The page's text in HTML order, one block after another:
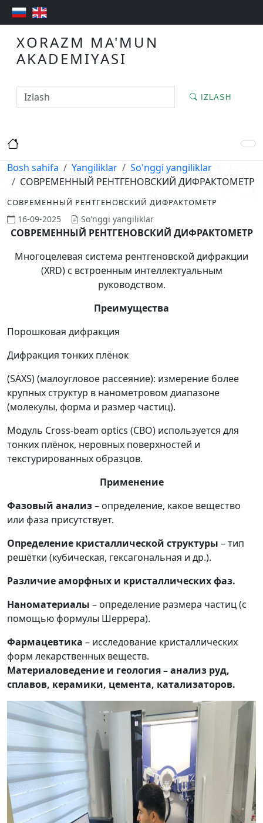
XORAZM MA'MUN
AKADEMIYASI
IZLASH
Bosh sahifa Yangiliklar
So'nggi yangiliklar
СОВРЕМЕННЫЙ РЕНТГЕНОВСКИЙ ДИФРАКТОМЕТР
СОВРЕМЕННЫЙ РЕНТГЕНОВСКИЙ ДИФРАКТОМЕТР
16-09-2025 So'nggi yangiliklar
СОВРЕМЕННЫЙ РЕНТГЕНОВСКИЙ ДИФРАКТОМЕТР
Многоцелeвая система рентгеновской дифракции
(XRD) с встроенным интеллектуальным
руководством.
Преимущества
Порошковая дифракция
Дифракция тонких плёнок
(SAXS) (малоугловое рассеяние): измерение более
крупных структур в нанометровом диапазоне
(молекулы, форма и размер частиц).
Модуль Cross-beam optics (CBO) используется для
тонких плёнок, неровных поверхностей и
текстурированных образцов.
Применение
Фазовый анализ– определение, какое вещество
или фаза присутствует.
Определение кристаллической структуры – тип
решётки (кубическая, гексагональная и др.).
Различие аморфных и кристаллических фаз.
Наноматериалы – определение размера частиц (с
помощью формулы Шеррера).
Фармацевтика – исследование кристаллических
форм лекарственных веществ.
Материаловедение и геология – анализ руд,
сплавов, керамики, цемента, катализаторов.